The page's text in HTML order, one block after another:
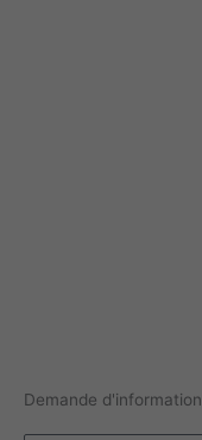
Demande d'information